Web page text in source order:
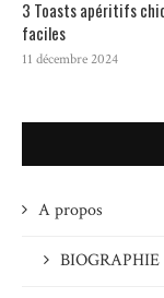
3 Toasts apéritifs
faciles
11 décembre 2024
A propos
BIOGRAPHIE